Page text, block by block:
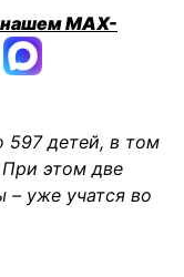
нашем MAX-
597 детей, в том
При этом две
– уже учатся во